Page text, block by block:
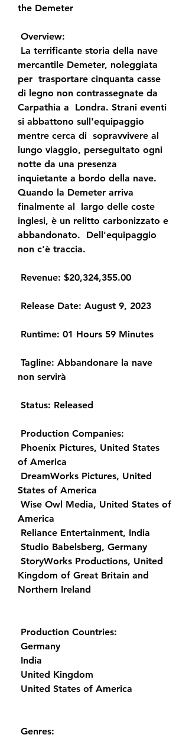
the Demeter
Overview:
mercantile Demeter, noleggiata
per  trasportare cinquanta casse
di legno non contrassegnate da
Carpathia a  Londra. Strani eventi
si abbattono sull'equipaggio
mentre cerca di  sopravvivere al
lungo viaggio, perseguitato ogni
notte da una presenza
inquietante a bordo della nave.
Quando la Demeter arriva
finalmente al  largo delle coste
inglesi, è un relitto carbonizzato e
abbandonato.  Dell'equipaggio
non c'è traccia.
Revenue: $20,324,355.00
Release Date: August 9, 2023
Runtime: 01 Hours 59 Minutes
non servirà
Status: Released
Production Companies:
of America
States of America
America
Reliance Entertainment, India
Studio Babelsberg, Germany
Kingdom of Great Britain and
Northern Ireland
Production Countries:
Germany
India
United Kingdom
United States of America
Genres: